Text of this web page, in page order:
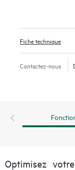
Center Director
prescriptives au
problèmes. De
permettent aux
Fiche technique
Contactez-nous
Optimisez